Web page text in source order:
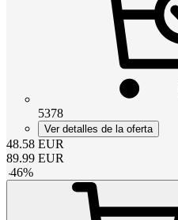
5378
Ver detalles de la oferta
48.58 EUR
89.99 EUR
-46%